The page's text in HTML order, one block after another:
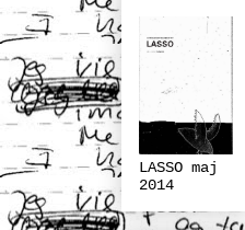
LASSO maj
2014